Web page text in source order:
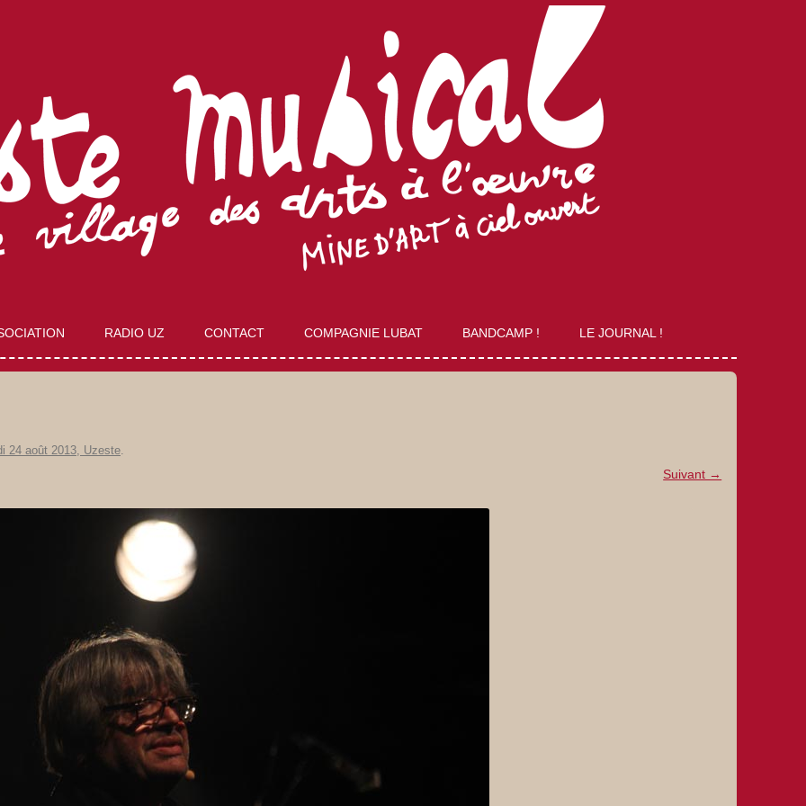
au
contenu
RADIO UZ CONTACT COMPAGNIE LUBAT BANDCAMP ! LE JOURNAL !
24 août 2013, Uzeste
Suivant →